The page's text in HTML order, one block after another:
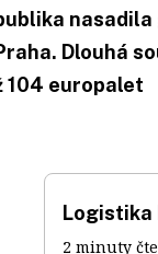
Dlouhá
104 europalet
Logistika
2 minuty